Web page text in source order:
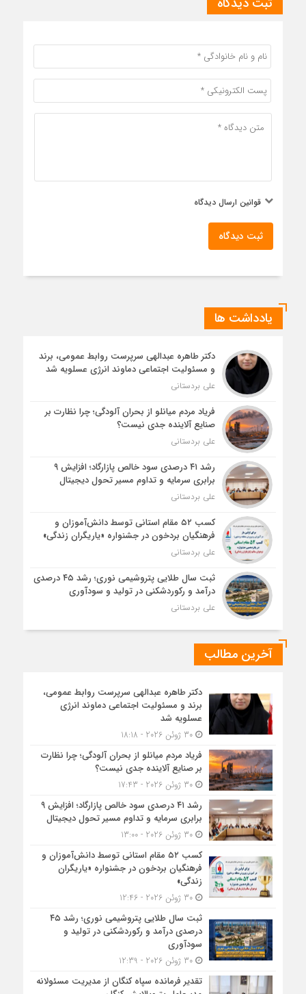
قوانین ارسال دیدگاه
ثبت دیدگاه
یادداشت ها
دکتر طاهره عبدالهی سرپرست روابط عمومی، برند
و مسئولیت اجتماعی دماوند انرژی عسلویه شد
علی بردستانی
فریاد مردم میانلو از بحران آلودگی؛ چرا نظارت بر
صنایع آلاینده جدی نیست؟
علی بردستانی
رشد ۴۱ درصدی سود خالص پازارگاد؛ افزایش ۹
برابری سرمایه و تداوم مسیر تحول دیجیتال
علی بردستانی
کسب ۵۲ مقام استانی توسط دانش‌آموزان و
فرهنگیان بردخون در جشنواره «یاریگران زندگی»
علی بردستانی
ثبت سال طلایی پتروشیمی نوری؛ رشد ۴۵ درصدی
درآمد و رکوردشکنی در تولید و سودآوری
علی بردستانی
آخرین مطالب
دکتر طاهره عبدالهی سرپرست روابط عمومی،
برند و مسئولیت اجتماعی دماوند انرژی
عسلویه شد
30 ژوئن 2026 - 18:18
فریاد مردم میانلو از بحران آلودگی؛ چرا نظارت
بر صنایع آلاینده جدی نیست؟
30 ژوئن 2026 - 17:43
رشد ۴۱ درصدی سود خالص پازارگاد؛ افزایش ۹
برابری سرمایه و تداوم مسیر تحول دیجیتال
30 ژوئن 2026 - 13:00
کسب ۵۲ مقام استانی توسط دانش‌آموزان و
فرهنگیان بردخون در جشنواره «یاریگران
زندگی»
30 ژوئن 2026 - 12:46
ثبت سال طلایی پتروشیمی نوری؛ رشد ۴۵
درصدی درآمد و رکوردشکنی در تولید و
سودآوری
30 ژوئن 2026 - 12:39
تقدیر فرمانده سپاه کنگان از مدیریت مسئولانه